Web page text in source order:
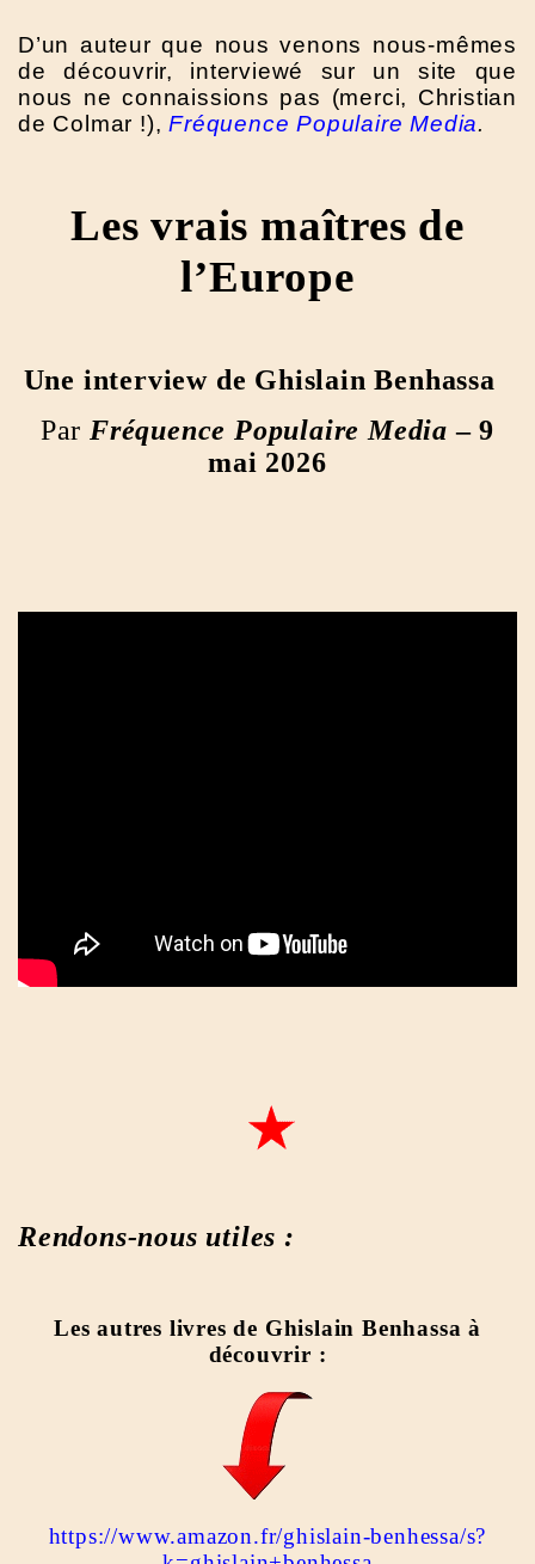
D’un auteur que nous venons nous-mêmes
de découvrir, interviewé sur un site que
nous ne connaissions pas (merci, Christian
de Colmar !),Fréquence Populaire Media.
Les vrais maîtres de
l’Europe
Une interview de Ghislain Benhassa
Par Fréquence Populaire Media– 9
mai 2026
Rendons-nous utiles :
Les autres livres de Ghislain Benhassa à
découvrir :
https://www.amazon.fr/ghislain-benhessa/s?